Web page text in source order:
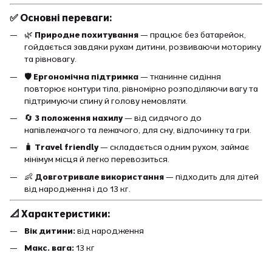
✅ Основні переваги:
🌿 Природне похитування— працює без батарейок,
гойдається завдяки рухам дитини, розвиваючи моторику
та рівновагу.
🛡️ Ергономічна підтримка— тканинне сидіння
повторює контури тіла, рівномірно розподіляючи вагу та
підтримуючи спину й голову немовляти.
🔄 3 положення нахилу— від сидячого до
напівлежачого та лежачого, для сну, відпочинку та гри.
🧳 Travel friendly— складається одним рухом, займає
мінімум місця й легко перевозиться.
👶 Довготривале використання— підходить для дітей
від народження і до 13 кг.
📐 Характеристики:
Вік дитини:від народження
Макс. вага:13 кг